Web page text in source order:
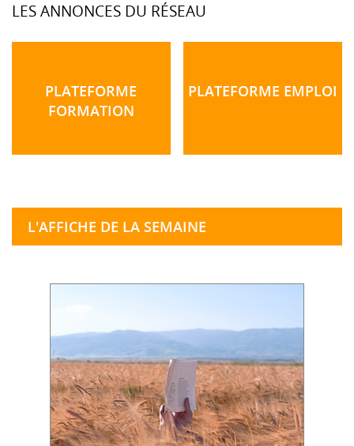
LES ANNONCES DU RÉSEAU
PLATEFORME
FORMATION
PLATEFORME EMPLOI
L'AFFICHE DE LA SEMAINE